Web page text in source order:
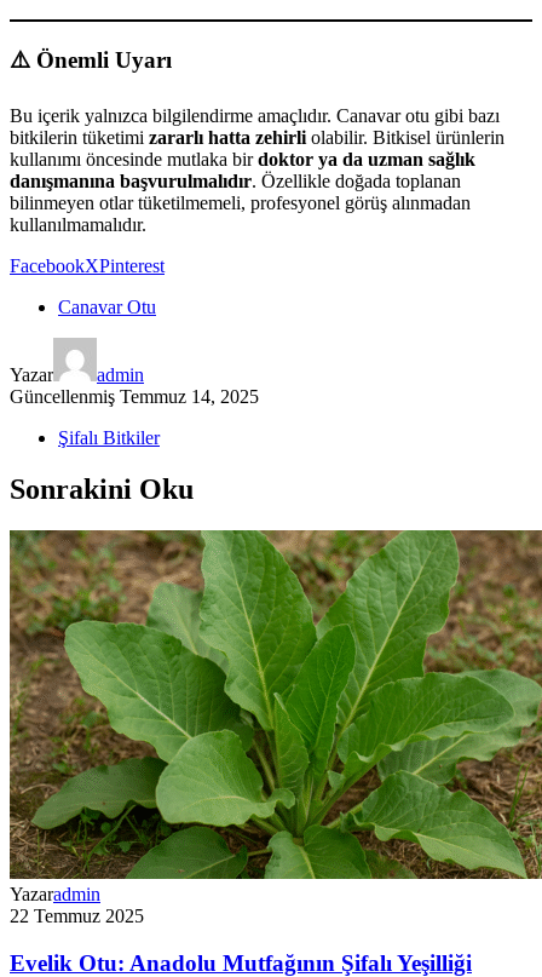
⚠️ Önemli Uyarı
Bu içerik yalnızca bilgilendirme amaçlıdır. Canavar otu gibi bazı
bitkilerin tüketimi zararlı hatta zehirli olabilir. Bitkisel ürünlerin
kullanımı öncesinde mutlaka birdoktor ya da uzman sağlık
danışmanına başvurulmalıdır. Özellikle doğada toplanan
bilinmeyen otlar tüketilmemeli, profesyonel görüş alınmadan
kullanılmamalıdır.
FacebookXPinterest
Canavar Otu
Yazar
admin
Güncellenmiş Temmuz 14, 2025
Şifalı Bitkiler
Sonrakini Oku
Yazaradmin
22 Temmuz 2025
Evelik Otu: Anadolu Mutfağının Şifalı Yeşilliği